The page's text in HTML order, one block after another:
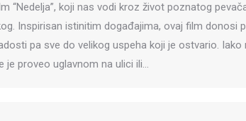
“Nedelja”, koji nas vodi kroz život poznatog
Inspirisan istinitim događajima, ovaj film donosi
pa sve do velikog uspeha koji je ostvario. Iako
je proveo uglavnom na ulici ili…